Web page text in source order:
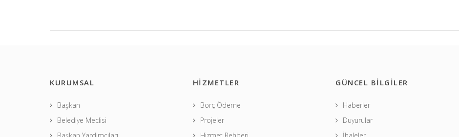
KURUMSAL
Başkan
Belediye Meclisi
HİZMETLER
Borç Ödeme
Projeler
GÜNCEL BİLGİLER
Haberler
Duyurular